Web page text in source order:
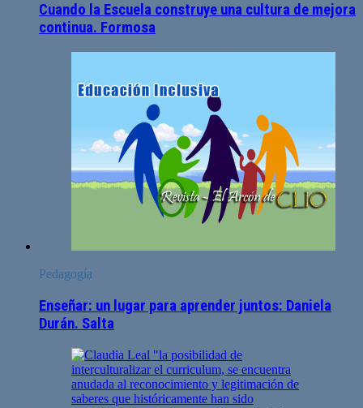
Cuando la Escuela construye una cultura de mejora
continua. Formosa
Pedagogía
Enseñar: un lugar para aprender juntos: Daniela
Durán. Salta